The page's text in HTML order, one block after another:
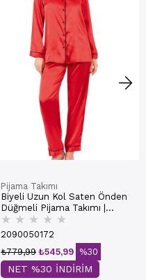
Pijama Takımı
Biyeli Uzun Kol Saten Önden
Düğmeli Pijama Takımı |
Kırmızı 7647
★ ★ ★ ★ ★
2090050172
₺545,99
₺779,99 %30
NET %30 İNDİRİM